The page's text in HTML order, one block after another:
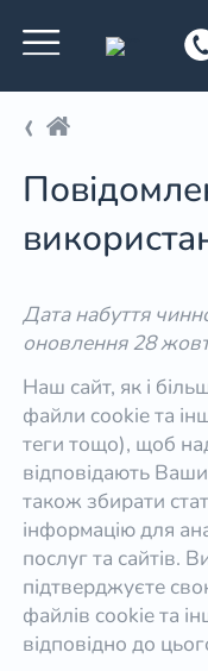
Дата набуття
оновлення 28
Наш сайт, як і
файли cookie та
теги тощо), щоб
відповідають
також збирати
інформацію для
послуг та сайтів.
підтверджуєте
файлів cookie та
відповідно до